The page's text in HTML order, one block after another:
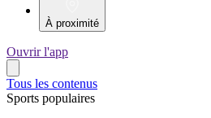
À proximité
Ouvrir l'app
Tous les contenus
Sports populaires